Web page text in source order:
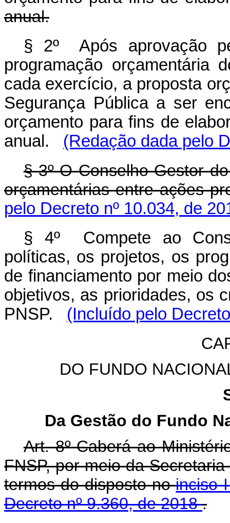
anual.
§ 2º Após aprovação
programação orçamentária
cada exercício, a proposta
Segurança Pública a ser
orçamento para fins de
anual. (Redação dada pelo
§ 3º O Conselho Gestor
orçamentárias entre ações
pelo Decreto nº 10.034, de
§ 4º Compete ao
políticas, os projetos, os
de financiamento por meio
objetivos, as prioridades, os
PNSP. (Incluído pelo
DO FUNDO
Da Gestão do Fundo
Art. 8º Caberá ao
FNSP, por meio da
termos do disposto noinciso
Decreto nº 9.360, de 2018.